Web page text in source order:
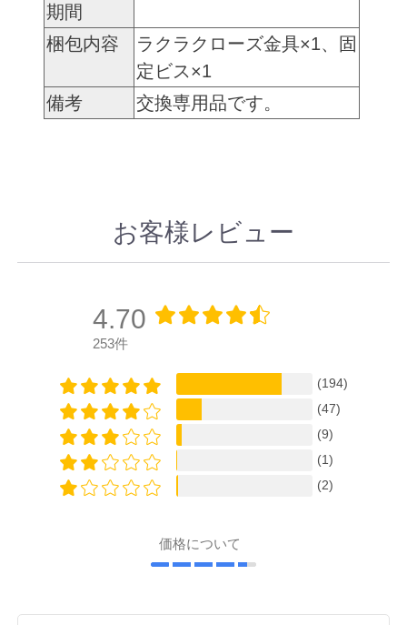
期間
梱包内容
ラクラクローズ金具×1、固
定ビス×1
備考
交換専用品です。
お客様レビュー
4.70
253件
(194)
(47)
(9)
(1)
(2)
価格について